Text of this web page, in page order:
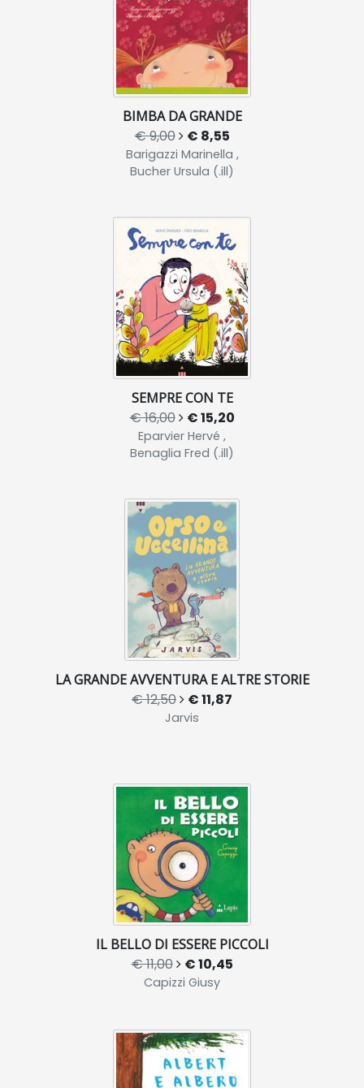
BIMBA DA GRANDE
€ 9,00 € 8,55
Barigazzi Marinella ,
Bucher Ursula (.ill)
SEMPRE CON TE
€ 16,00 € 15,20
Eparvier Hervé ,
Benaglia Fred (.ill)
LA GRANDE AVVENTURA E ALTRE STORIE
€ 12,50 € 11,87
Jarvis
IL BELLO DI ESSERE PICCOLI
€ 11,00 € 10,45
Capizzi Giusy